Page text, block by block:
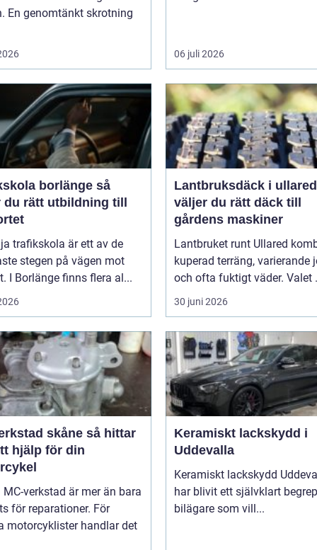
En genomtänkt skrotning
06 juli 2026
borlänge så
du rätt utbildning till
trafikskola är ett av de
stegen på vägen mot
I Borlänge finns flera al...
Lantbruksdäck i ullared
väljer du rätt däck till
gårdens maskiner
Lantbruket runt Ullared
kuperad terräng, varierande
och ofta fuktigt väder. Valet
30 juni 2026
skåne så hittar
hjälp för din
MC-verkstad är mer än bara
för reparationer. För
motorcyklister handlar det
Keramiskt lackskydd i
Uddevalla
Keramiskt lackskydd
har blivit ett självklart
bilägare som vill...